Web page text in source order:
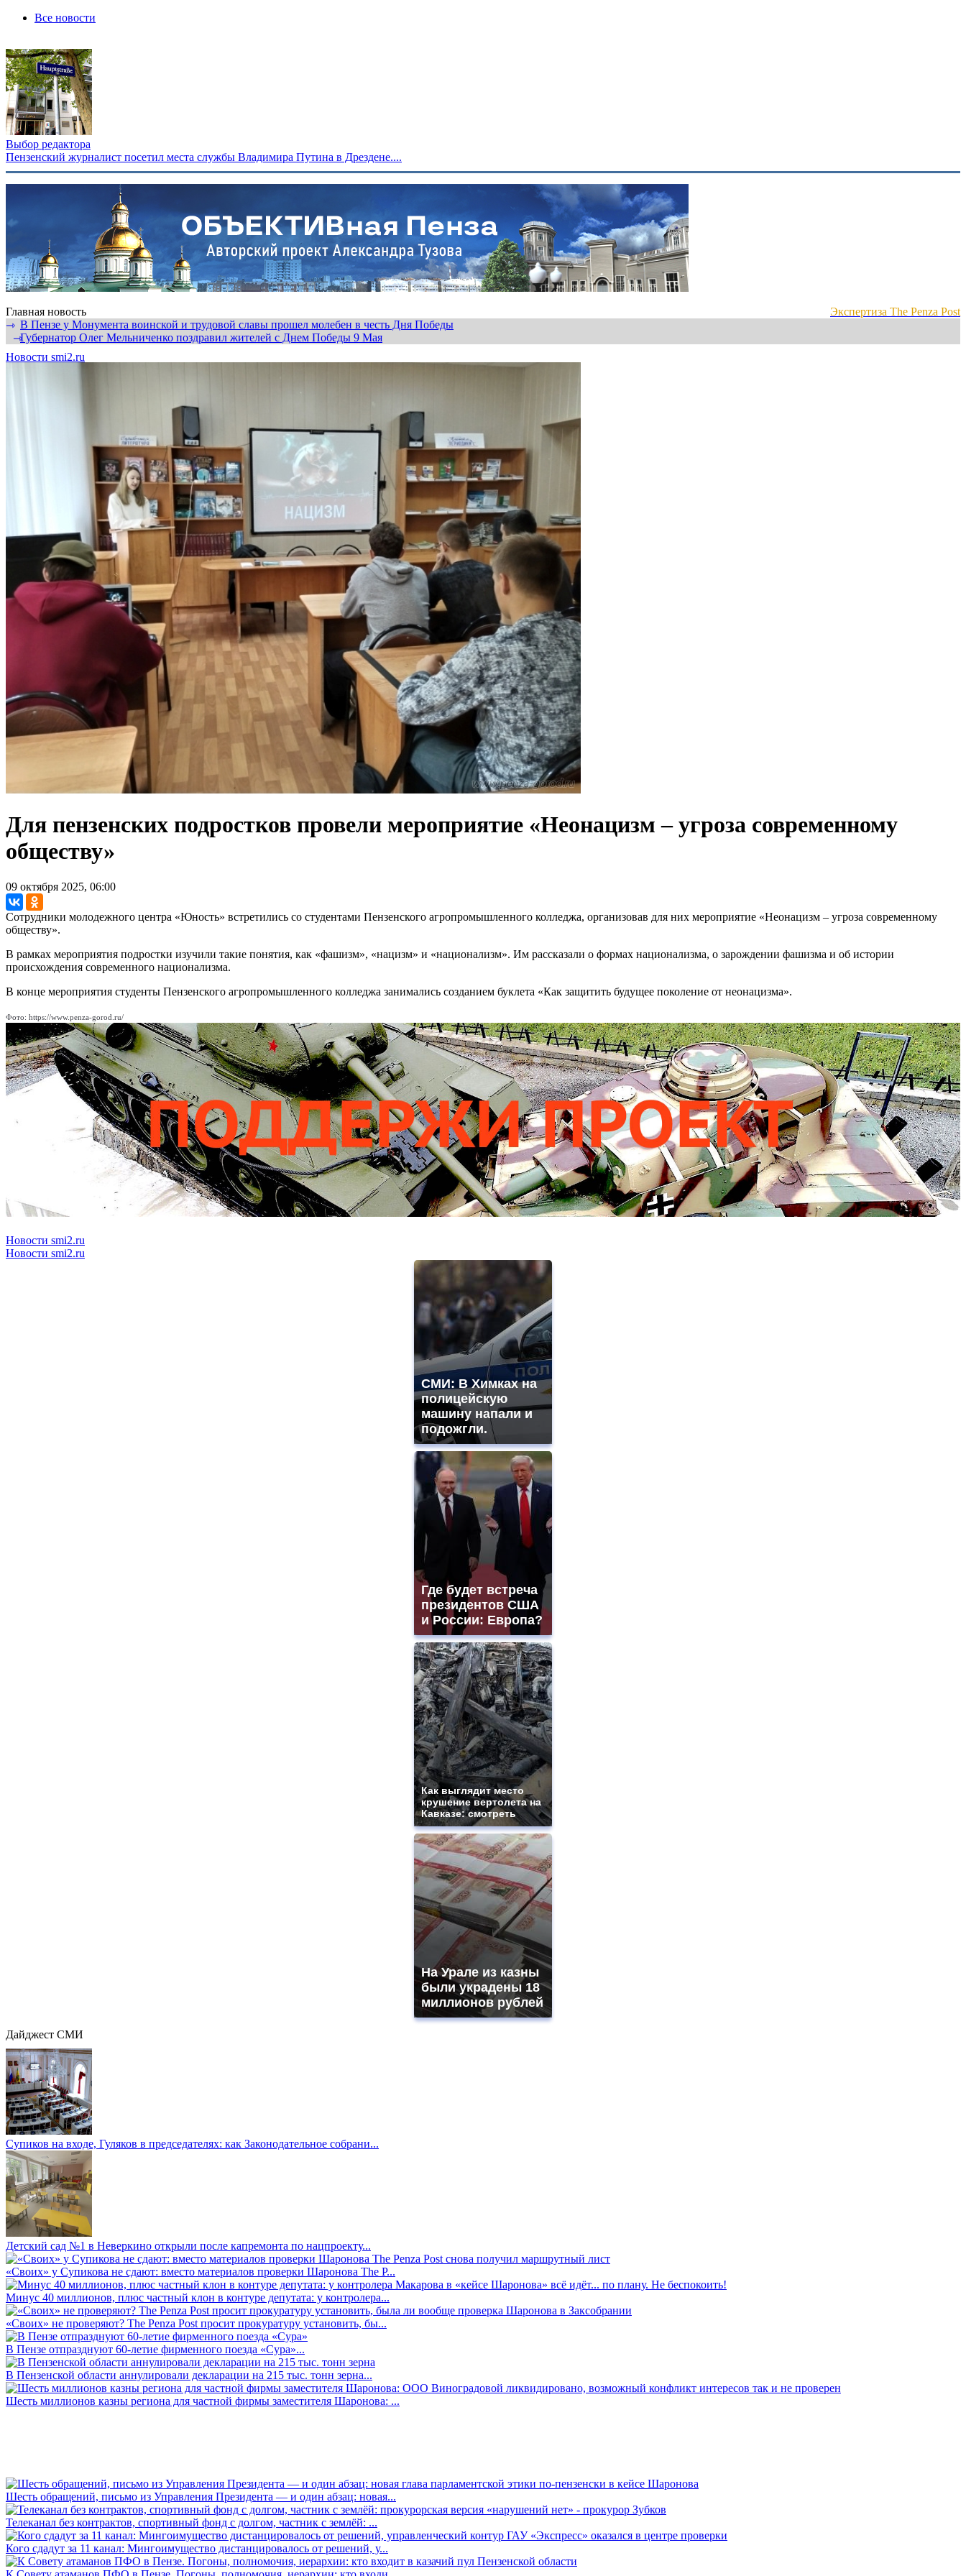
Все новости
Выбор редактора
Пензенский журналист посетил места службы Владимира Путина в Дрездене....
Главная новость
Экспертиза The Penza Post
⇾ В Пензе у Монумента воинской и трудовой славы прошел молебен в честь Дня Победы
⇾Губернатор Олег Мельниченко поздравил жителей с Днем Победы 9 Мая
Новости smi2.ru
Для пензенских подростков провели мероприятие «Неонацизм – угроза современному
обществу»
09 октября 2025, 06:00
Сотрудники молодежного центра «Юность» встретились со студентами Пензенского агропромышленного колледжа, организовав для них мероприятие «Неонацизм – угроза современному
обществу».
В рамках мероприятия подростки изучили такие понятия, как «фашизм», «нацизм» и «национализм». Им рассказали о формах национализма, о зарождении фашизма и об истории
происхождения современного национализма.
В конце мероприятия студенты Пензенского агропромышленного колледжа занимались созданием буклета «Как защитить будущее поколение от неонацизма».
Фото: https://www.penza-gorod.ru/
Новости smi2.ru
Новости smi2.ru
СМИ: В Химках на
полицейскую
машину напали и
подожгли.
Где будет встреча
президентов США
и России: Европа?
Как выглядит место
крушение вертолета на
Кавказе: смотреть
На Урале из казны
были украдены 18
миллионов рублей
Дайджест СМИ
Супиков на входе, Гуляков в председателях: как Законодательное собрани...
Детский сад №1 в Неверкино открыли после капремонта по нацпроекту...
«Своих» у Супикова не сдают: вместо материалов проверки Шаронова The P...
Минус 40 миллионов, плюс частный клон в контуре депутата: у контролера...
«Своих» не проверяют? The Penza Post просит прокуратуру установить, бы...
В Пензе отпразднуют 60-летие фирменного поезда «Сура»...
В Пензенской области аннулировали декларации на 215 тыс. тонн зерна...
Шесть миллионов казны региона для частной фирмы заместителя Шаронова: ...
Шесть обращений, письмо из Управления Президента — и один абзац: новая...
Телеканал без контрактов, спортивный фонд с долгом, частник с землёй: ...
Кого сдадут за 11 канал: Мингоимущество дистанцировалось от решений, у...